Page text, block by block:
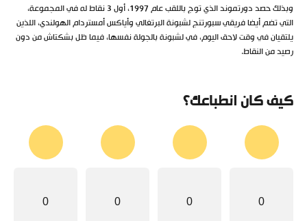
وبذلك حصد دورتموند الذي توج باللقب عام 1997، أول 3 نقاط له في المجموعة،
التي تضم أيضا فريقي سبورتنج لشبونة البرتغالي وأياكس أمستردام الهولندي، اللذين
يلتقيان في وقت لاحق اليوم، في لشبونة بالجولة نفسها، فيما ظل بشكتاش من دون
رصيد من النقاط.
كيف كان انطباعك؟
0
0
0
0